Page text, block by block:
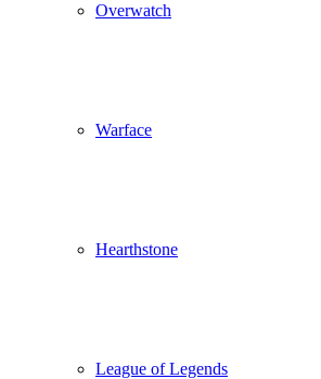
Overwatch
Warface
Hearthstone
League of Legends